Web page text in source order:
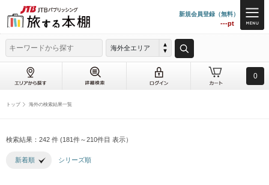
新規会員登録（無料）
---pt
海外全エリア
0
トップ 海外の検索結果一覧
検索結果：242 件 (181件～210件目 表示）
新着順 シリーズ順